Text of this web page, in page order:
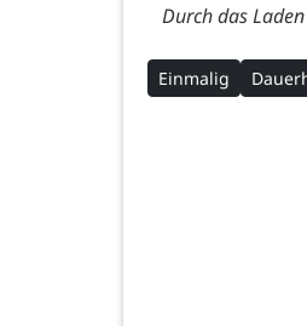
Durch das
Einmalig